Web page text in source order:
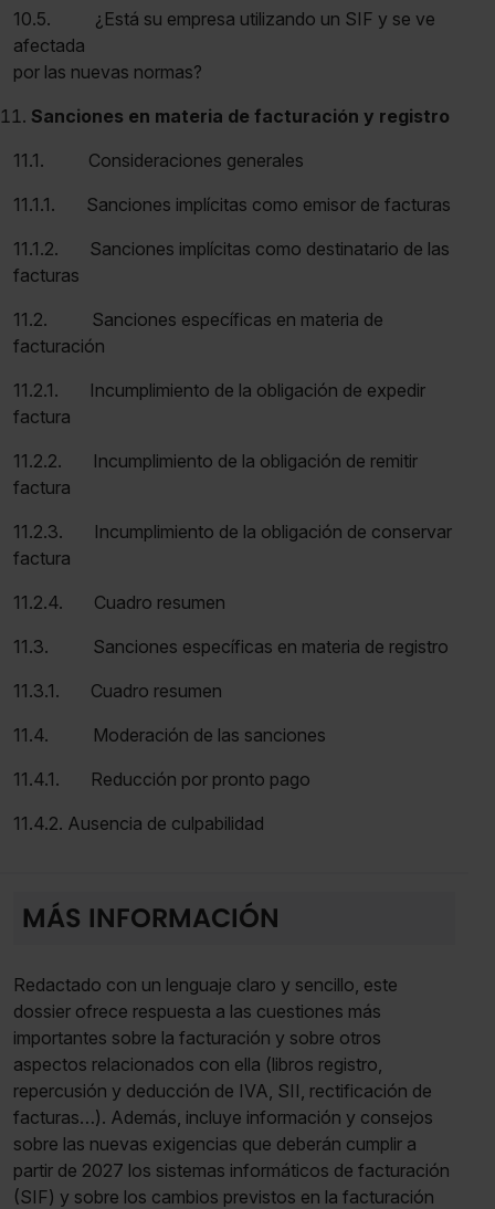
10.5. ¿Está su empresa utilizando un SIF y se ve
afectada
por las nuevas normas?
Sanciones en materia de facturación y registro
11.1. Consideraciones generales
11.1.1. Sanciones implícitas como emisor de facturas
11.1.2. Sanciones implícitas como destinatario de las
facturas
11.2. Sanciones específicas en materia de
facturación
11.2.1. Incumplimiento de la obligación de expedir
factura
11.2.2. Incumplimiento de la obligación de remitir
factura
11.2.3. Incumplimiento de la obligación de conservar
factura
11.2.4. Cuadro resumen
11.3. Sanciones específicas en materia de registro
11.3.1. Cuadro resumen
11.4. Moderación de las sanciones
11.4.1. Reducción por pronto pago
11.4.2. Ausencia de culpabilidad
MÁS INFORMACIÓN
Redactado con un lenguaje claro y sencillo, este
dossier ofrece respuesta a las cuestiones más
importantes sobre la facturación y sobre otros
aspectos relacionados con ella (libros registro,
repercusión y deducción de IVA, SII, rectificación de
facturas…). Además, incluye información y consejos
sobre las nuevas exigencias que deberán cumplir a
partir de 2027 los sistemas informáticos de facturación
(SIF) y sobre los cambios previstos en la facturación